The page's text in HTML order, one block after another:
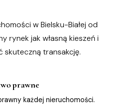
w Bielsku-Białej od
rynek jak własną kieszeń i
skuteczną transakcję.
prawne
każdej nieruchomości.